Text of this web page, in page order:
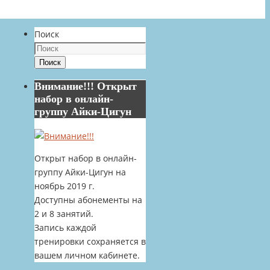
Поиск
Поиск
Внимание!!! Открыт
набор в онлайн-
группу Айки-Цигун
Открыт набор в онлайн-
группу Айки-Цигун на
ноябрь 2019 г.
Доступны абонементы на
2 и 8 занятий.
Запись каждой
тренировки сохраняется в
вашем личном кабинете.